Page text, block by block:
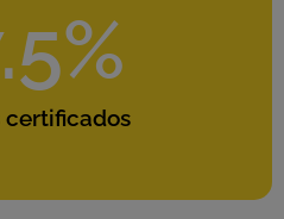
certificados
%